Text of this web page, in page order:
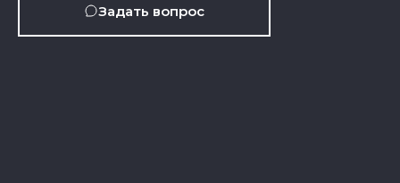
Задать вопрос